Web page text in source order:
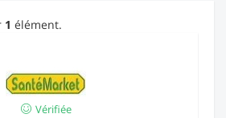
1 élément.
Vérifiée